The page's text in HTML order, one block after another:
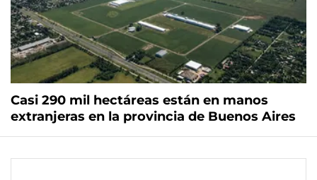
Casi 290 mil hectáreas están en manos
extranjeras en la provincia de Buenos Aires